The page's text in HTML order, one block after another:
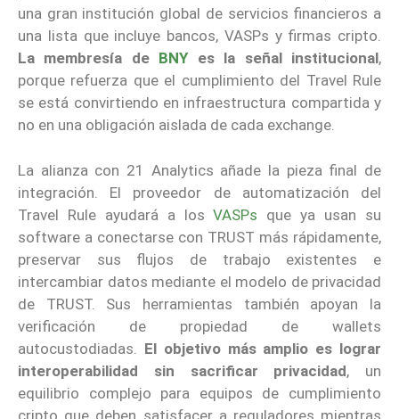
una gran institución global de servicios financieros a
una lista que incluye bancos, VASPs y firmas cripto.
La membresía de BNYes la señal institucional,
porque refuerza que el cumplimiento del Travel Rule
se está convirtiendo en infraestructura compartida y
no en una obligación aislada de cada exchange.
La alianza con 21 Analytics añade la pieza final de
integración. El proveedor de automatización del
Travel Rule ayudará a losVASPs que ya usan su
software a conectarse con TRUST más rápidamente,
preservar sus flujos de trabajo existentes e
intercambiar datos mediante el modelo de privacidad
de TRUST. Sus herramientas también apoyan la
verificación de propiedad de wallets
autocustodiadas. El objetivo más amplio es lograr
interoperabilidad sin sacrificar privacidad, un
equilibrio complejo para equipos de cumplimiento
cripto que deben satisfacer a reguladores mientras